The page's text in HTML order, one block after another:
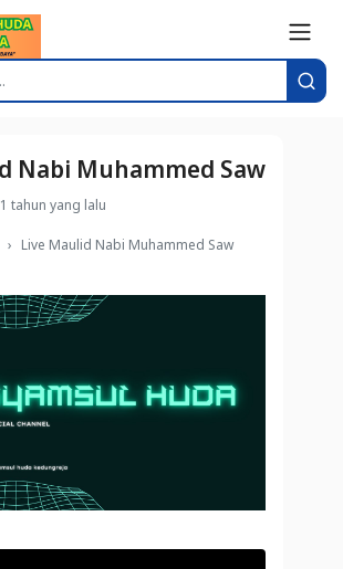
Nabi Muhammed Saw
1 tahun yang lalu
Live Maulid Nabi Muhammed Saw